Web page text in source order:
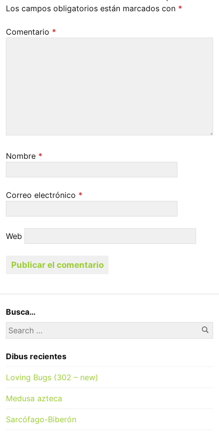
Los campos obligatorios están marcados con *
Comentario *
Nombre *
Correo electrónico *
Web
Busca…
Search
for:
Dibus recientes
Loving Bugs (302 – new)
Medusa azteca
Sarcófago-Biberón